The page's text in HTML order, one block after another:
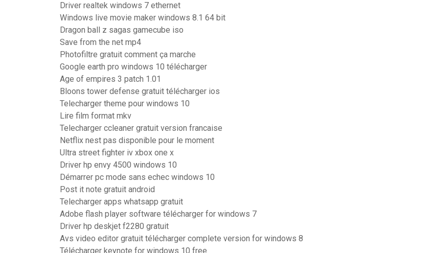
Driver realtek windows 7 ethernet
Windows live movie maker windows 8.1 64 bit
Dragon ball z sagas gamecube iso
Save from the net mp4
Photofiltre gratuit comment ça marche
Google earth pro windows 10 télécharger
Age of empires 3 patch 1.01
Bloons tower defense gratuit télécharger ios
Telecharger theme pour windows 10
Lire film format mkv
Telecharger ccleaner gratuit version francaise
Netflix nest pas disponible pour le moment
Ultra street fighter iv xbox one x
Driver hp envy 4500 windows 10
Démarrer pc mode sans echec windows 10
Post it note gratuit android
Telecharger apps whatsapp gratuit
Adobe flash player software télécharger for windows 7
Driver hp deskjet f2280 gratuit
Avs video editor gratuit télécharger complete version for windows 8
Télécharger keynote for windows 10 free